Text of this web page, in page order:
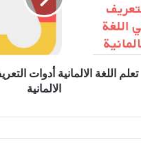
تعلم اللغة الالمانية أدوات
الالمانية